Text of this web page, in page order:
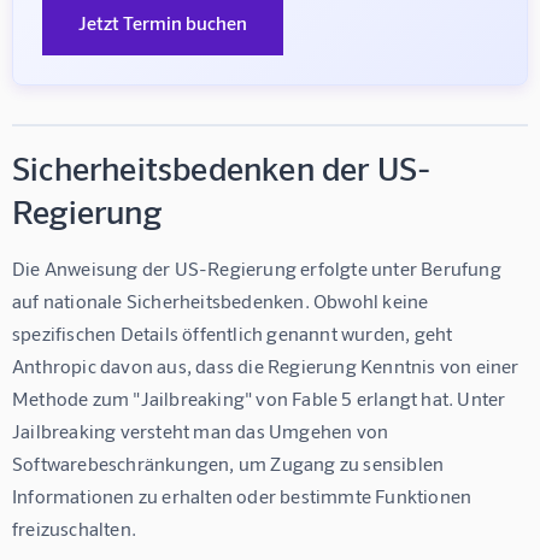
Jetzt Termin buchen
Sicherheitsbedenken der US-
Regierung
Die Anweisung der US-Regierung erfolgte unter Berufung
auf nationale Sicherheitsbedenken. Obwohl keine
spezifischen Details öffentlich genannt wurden, geht
Anthropic davon aus, dass die Regierung Kenntnis von einer
Methode zum "Jailbreaking" von Fable 5 erlangt hat. Unter
Jailbreaking versteht man das Umgehen von
Softwarebeschränkungen, um Zugang zu sensiblen
Informationen zu erhalten oder bestimmte Funktionen
freizuschalten.